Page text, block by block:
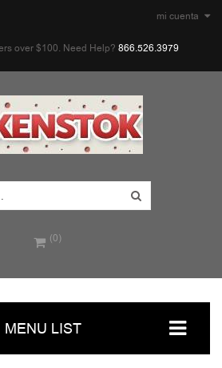
mi cuenta
over $100. Need Help? 866.526.3979
(0)
MENU LIST